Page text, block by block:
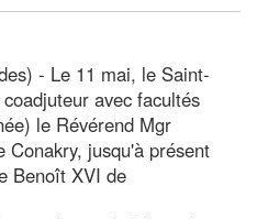
- Le 11 mai, le Saint-
avec facultés
le Révérend Mgr
Conakry, jusqu'à présent
Benoît XVI de